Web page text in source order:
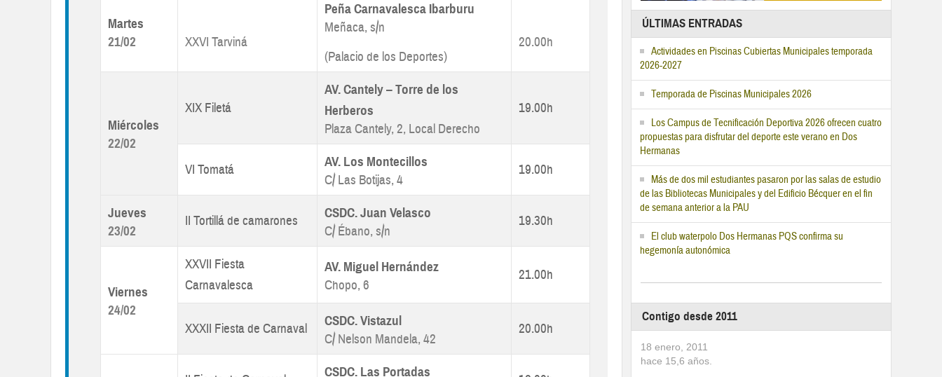
Martes
21/02
XXVI Tarviná
Peña Carnavalesca Ibarburu
Meñaca, s/n
(Palacio de los Deportes)
20.00h
Miércoles
22/02
XIX Filetá
AV. Cantely – Torre de los
Herberos
Plaza Cantely, 2, Local Derecho
19.00h
VI Tomatá AV. Los Montecillos
C/ Las Botijas, 4
19.00h
Jueves
23/02
II Tortillá de camarones CSDC. Juan Velasco
C/ Ébano, s/n
19.30h
Viernes
24/02
XXVII Fiesta
Carnavalesca
AV. Miguel Hernández
Chopo, 6
21.00h
XXXII Fiesta de Carnaval CSDC. Vistazul
C/ Nelson Mandela, 42
20.00h
CSDC. Las Portadas
ÚLTIMAS ENTRADAS
Actividades en Piscinas Cubiertas Municipales temporada
2026-2027
Temporada de Piscinas Municipales 2026
Los Campus de Tecnificación Deportiva 2026 ofrecen cuatro
propuestas para disfrutar del deporte este verano en Dos
Hermanas
Más de dos mil estudiantes pasaron por las salas de estudio
de las Bibliotecas Municipales y del Edificio Bécquer en el fin
de semana anterior a la PAU
El club waterpolo Dos Hermanas PQS confirma su
hegemonía autonómica
Contigo desde 2011
18 enero, 2011
hace 15,6 años.